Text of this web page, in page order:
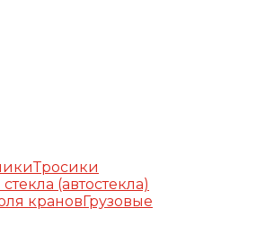
Тросики
(автостекла)
крановГрузовые